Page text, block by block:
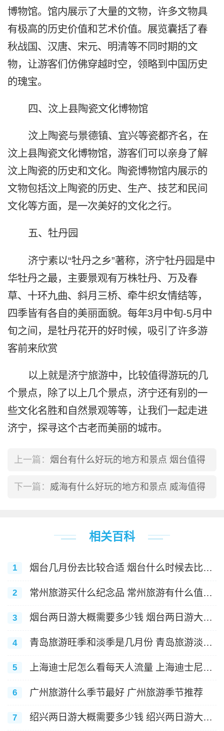
博物馆。馆内展示了大量的文物，许多文物具
有极高的历史价值和艺术价值。展览囊括了春
秋战国、汉唐、宋元、明清等不同时期的文
物，让游客们仿佛穿越时空，领略到中国历史
的瑰宝。
四、汶上县陶瓷文化博物馆
汶上陶瓷与景德镇、宜兴等瓷都齐名，在
汶上县陶瓷文化博物馆，游客们可以亲身了解
汶上陶瓷的历史和文化。陶瓷博物馆内展示的
文物包括汶上陶瓷的历史、生产、技艺和民间
文化等方面，是一次美好的文化之行。
五、牡丹园
济宁素以“牡丹之乡”著称，济宁牡丹园是中
华牡丹之最，主要景观有万株牡丹、万及春
草、十环九曲、斜月三桥、牵牛织女情结等，
四季皆有各自的美丽面貌。每年3月中旬-5月中
旬之间，是牡丹花开的好时候，吸引了许多游
客前来欣赏
以上就是济宁旅游中，比较值得游玩的几
个景点，除了以上几个景点，济宁还有别的一
些文化名胜和自然景观等等，让我们一起走进
济宁，探寻这个古老而美丽的城市。
上一篇： 烟台有什么好玩的地方和景点 烟台值得
去的景点推荐
下一篇： 威海有什么好玩的地方和景点 威海值得
相关百科
1
烟台几月份去比较合适 烟台什么时候去比较
2
常州旅游买什么纪念品 常州旅游有什么值得
3
烟台两日游大概需要多少钱 烟台两日游大概
4
青岛旅游旺季和淡季是几月份 青岛旅游淡旺
5
上海迪士尼怎么看每天人流量 上海迪士尼每
6 广州旅游什么季节最好 广州旅游季节推荐
7
绍兴两日游大概需要多少钱 绍兴两日游大概